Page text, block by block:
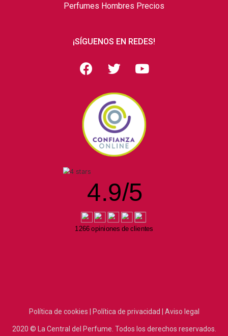
Perfumes Hombres Precios
¡SÍGUENOS EN REDES!
4.9/5
1266 opiniones de clientes
Política de cookies | Política de privacidad | Aviso legal
2020 © La Central del Perfume. Todos los derechos reservados.